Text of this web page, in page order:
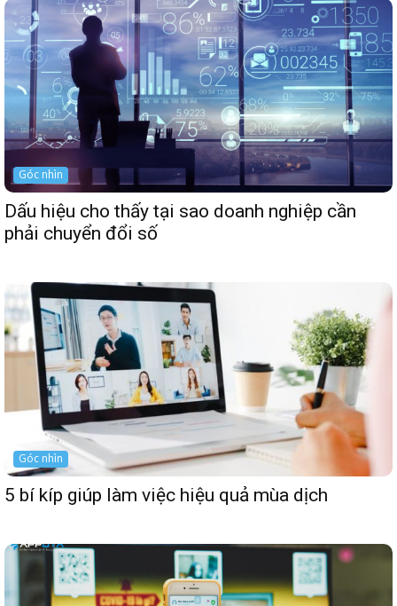
Góc nhìn
Dấu hiệu cho thấy tại sao doanh nghiệp cần
phải chuyển đổi số
Góc nhìn
5 bí kíp giúp làm việc hiệu quả mùa dịch